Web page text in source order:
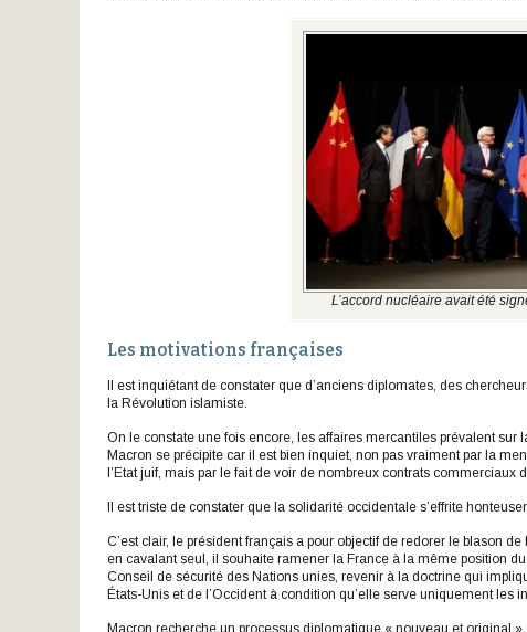
L’accord nucléaire avait été
Les motivations françaises
Il est inquiétant de constater que d’anciens diplomates, des
la Révolution islamiste.
On le constate une fois encore, les affaires mercantiles prévalent
Macron se précipite car il est bien inquiet, non pas vraiment par la
l’Etat juif, mais par le fait de voir de nombreux contrats commerciaux
Il est triste de constater que la solidarité occidentale s’effrite
C’est clair, le président français a pour objectif de redorer le blason
en cavalant seul, il souhaite ramener la France à la même position
Conseil de sécurité des Nations unies, revenir à la doctrine qui
États-Unis et de l’Occident à condition qu’elle serve uniquement les
Macron recherche un processus diplomatique « nouveau et original